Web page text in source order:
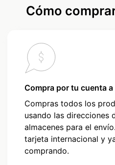
Cómo
Compra por tu cuenta
Compras todos los
usando las direcciones
almacenes para el
tarjeta internacional y
comprando.